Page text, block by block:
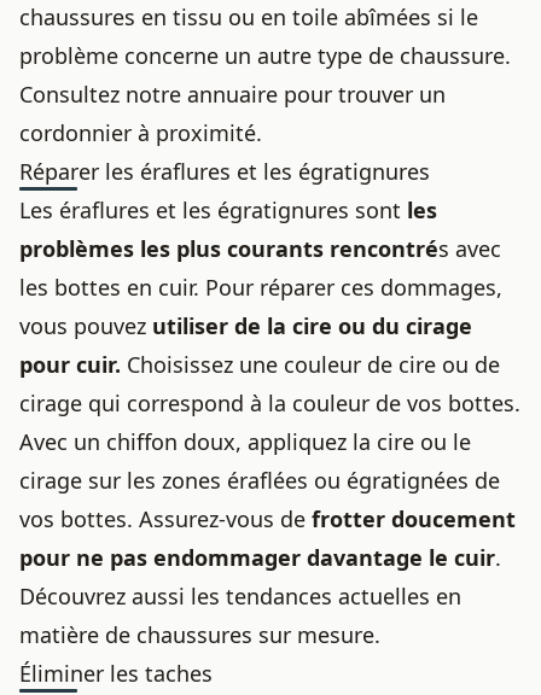
chaussures en tissu ou en toile abîmées si le
problème concerne un autre type de chaussure.
Consultez notre annuaire pour trouver un
cordonnier à proximité.
Réparer les éraflures et les égratignures
Les éraflures et les égratignures sont les
problèmes les plus courants rencontrés avec
les bottes en cuir. Pour réparer ces dommages,
vous pouvez utiliser de la cire ou du cirage
pour cuir. Choisissez une couleur de cire ou de
cirage qui correspond à la couleur de vos bottes.
Avec un chiffon doux, appliquez la cire ou le
cirage sur les zones éraflées ou égratignées de
vos bottes. Assurez-vous de frotter doucement
pour ne pas endommager davantage le cuir.
Découvrez aussi les tendances actuelles en
matière de chaussures sur mesure.
Éliminer les taches